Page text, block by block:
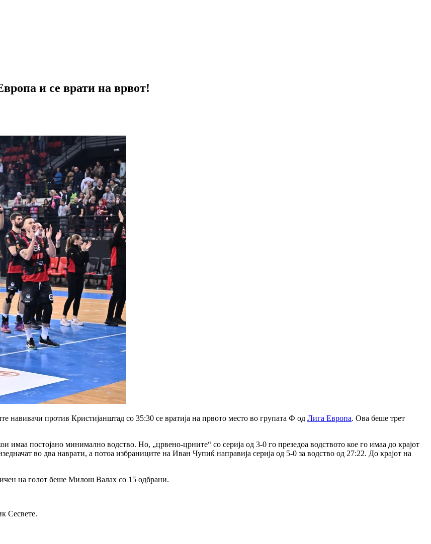
и се врати на врвот!
навивачи против Кристијанштад со 35:30 се вратија на првото место во групата Ф од Лига Европа. Ова беше трет
имаа постојано минимално водство. Но, „црвено-црните“ со серија од 3-0 го презедоа водството кое го имаа до крајот
во два наврати, а потоа избраниците на Иван Чупиќ направија серија од 5-0 за водство од 27:22. До крајот на
на голот беше Милош Валах со 15 одбрани.
Сесвете.